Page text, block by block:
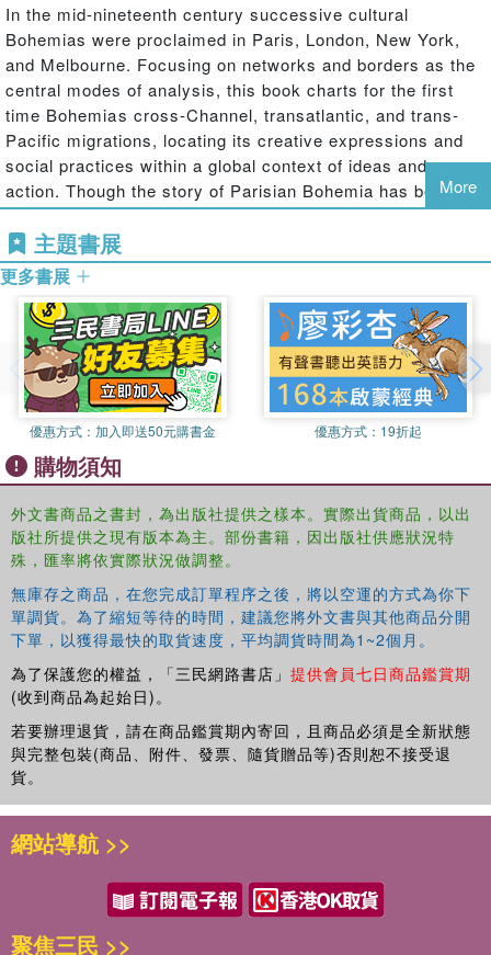
In the mid-nineteenth century successive cultural
Bohemias were proclaimed in Paris, London, New York,
and Melbourne. Focusing on networks and borders as the
central modes of analysis, this book charts for the first
time Bohemias cross-Channel, transatlantic, and trans-
Pacific migrations, locating its creative expressions and
social practices within a global context of ideas and
action. Though the story of Parisian Bohemia has been
comprehensively told, much less is known of its
Anglophone translations.
radical reinterpretation of the phenomenon, as the
neglected lives and works of British, Irish, American, and
Australian Bohemians are reassessed, the transnational
networks of Bohemia are rediscovered, the presence and
influence of women in Bohemia is reclaimed, and
Bohemias relationship with the marketplace is
reconsidered. Bohemia emerges as a marginal network
which exerted a paradoxically powerful influence on the
development of popular culture, in the vanguard of
material, social and aesthetic innovations in literature, art,
journalism, and theatre. Underpinned by extensive and
original archival research, the book repopulates the
concept of Bohemianism with layers of the networked
voices, expressions, ideas, people, places, and practices
that made up its constituent social, imagined, and
interpretive communities. The reader is brought closer
than ever to the heart of Bohemia, a shadowy world
inhabited by the rebels of the mid-nineteenth century.
More
主題書展
更多書展
優惠方式： 加入即送50元購書金 優惠方式： 19折起
購物須知
外文書商品之書封，為出版社提供之樣本。實際出貨商品，以出
版社所提供之現有版本為主。部份書籍，因出版社供應狀況特
殊，匯率將依實際狀況做調整。
無庫存之商品，在您完成訂單程序之後，將以空運的方式為你下
單調貨。為了縮短等待的時間，建議您將外文書與其他商品分開
下單，以獲得最快的取貨速度，平均調貨時間為1~2個月。
為了保護您的權益，「三民網路書店」 提供會員七日商品鑑賞期
(收到商品為起始日)。
若要辦理退貨，請在商品鑑賞期內寄回，且商品必須是全新狀態
與完整包裝(商品、附件、發票、隨貨贈品等)否則恕不接受退
貨。
網站導航 >>
聚焦三民 >>